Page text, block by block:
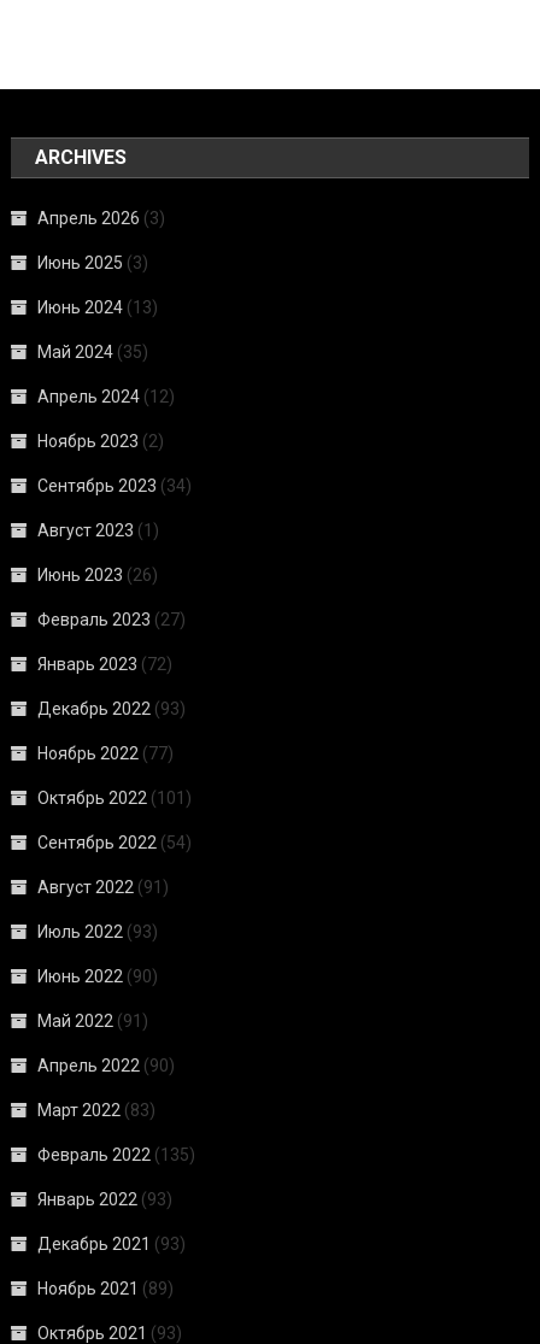
ARCHIVES
Апрель 2026 (3)
Июнь 2025 (3)
Июнь 2024 (13)
Май 2024 (35)
Апрель 2024 (12)
Ноябрь 2023 (2)
Сентябрь 2023 (34)
Август 2023 (1)
Июнь 2023 (26)
Февраль 2023 (27)
Январь 2023 (72)
Декабрь 2022 (93)
Ноябрь 2022 (77)
Октябрь 2022 (101)
Сентябрь 2022 (54)
Август 2022 (91)
Июль 2022 (93)
Июнь 2022 (90)
Май 2022 (91)
Апрель 2022 (90)
Март 2022 (83)
Февраль 2022 (135)
Январь 2022 (93)
Декабрь 2021 (93)
Ноябрь 2021 (89)
Октябрь 2021 (93)